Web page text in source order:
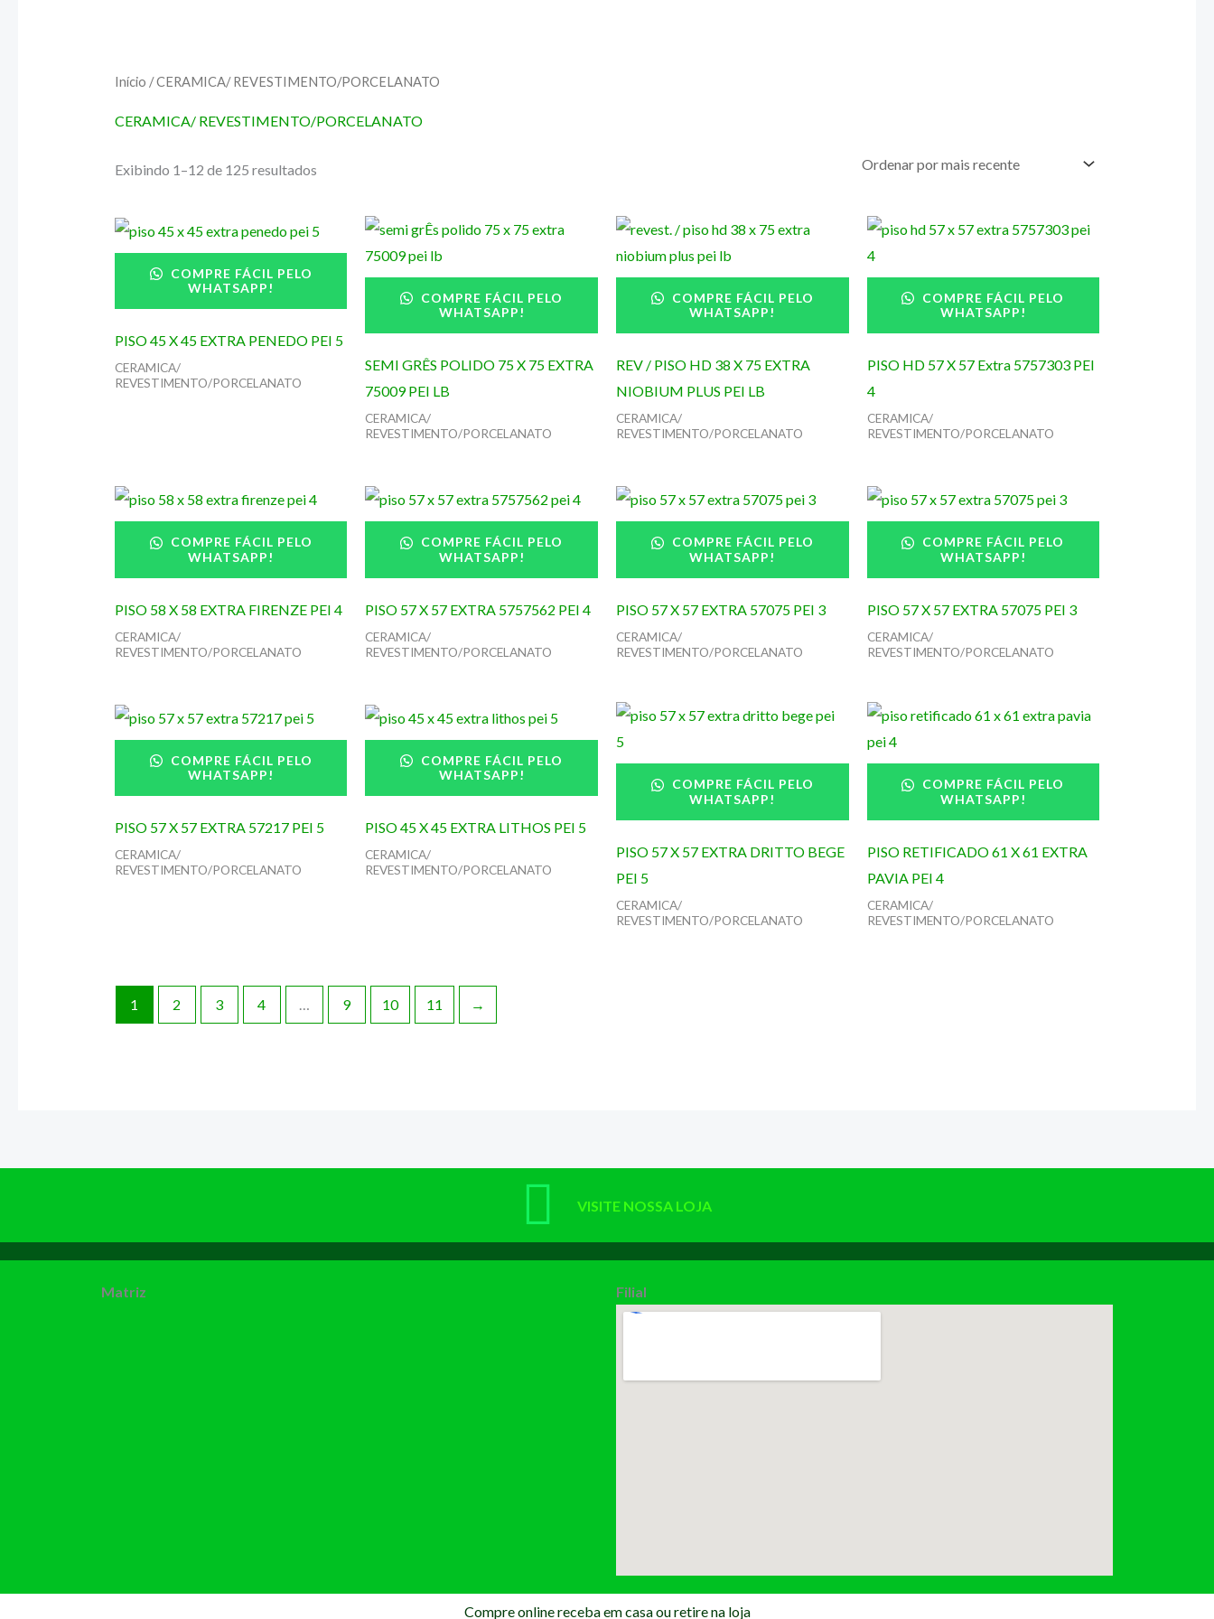
Início / CERAMICA/ REVESTIMENTO/PORCELANATO
CERAMICA/ REVESTIMENTO/PORCELANATO
Exibindo 1–12 de 125 resultados
COMPRE FÁCIL PELO
WHATSAPP!
PISO 45 X 45 EXTRA PENEDO PEI 5
CERAMICA/
REVESTIMENTO/PORCELANATO
COMPRE FÁCIL PELO
WHATSAPP!
SEMI GRÊS POLIDO 75 X 75 EXTRA
75009 PEI LB
CERAMICA/
REVESTIMENTO/PORCELANATO
COMPRE FÁCIL PELO
WHATSAPP!
REV / PISO HD 38 X 75 EXTRA
NIOBIUM PLUS PEI LB
CERAMICA/
REVESTIMENTO/PORCELANATO
COMPRE FÁCIL PELO
WHATSAPP!
PISO HD 57 X 57 Extra 5757303 PEI
4
CERAMICA/
REVESTIMENTO/PORCELANATO
COMPRE FÁCIL PELO
WHATSAPP!
PISO 58 X 58 EXTRA FIRENZE PEI 4
CERAMICA/
REVESTIMENTO/PORCELANATO
COMPRE FÁCIL PELO
WHATSAPP!
PISO 57 X 57 EXTRA 5757562 PEI 4
CERAMICA/
REVESTIMENTO/PORCELANATO
COMPRE FÁCIL PELO
WHATSAPP!
PISO 57 X 57 EXTRA 57075 PEI 3
CERAMICA/
REVESTIMENTO/PORCELANATO
COMPRE FÁCIL PELO
WHATSAPP!
PISO 57 X 57 EXTRA 57075 PEI 3
CERAMICA/
REVESTIMENTO/PORCELANATO
COMPRE FÁCIL PELO
WHATSAPP!
PISO 57 X 57 EXTRA 57217 PEI 5
CERAMICA/
REVESTIMENTO/PORCELANATO
COMPRE FÁCIL PELO
WHATSAPP!
PISO 45 X 45 EXTRA LITHOS PEI 5
CERAMICA/
REVESTIMENTO/PORCELANATO
COMPRE FÁCIL PELO
WHATSAPP!
PISO 57 X 57 EXTRA DRITTO BEGE
PEI 5
CERAMICA/
REVESTIMENTO/PORCELANATO
COMPRE FÁCIL PELO
WHATSAPP!
PISO RETIFICADO 61 X 61 EXTRA
PAVIA PEI 4
CERAMICA/
REVESTIMENTO/PORCELANATO
1 2 3 4 9 10 11 →
VISITE NOSSA LOJA
Matriz Filial
Compre online receba em casa ou retire na loja